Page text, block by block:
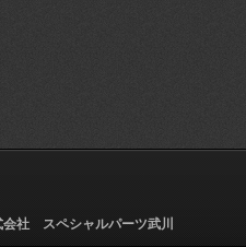
会社 スペシャルパーツ武川